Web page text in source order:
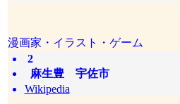
漫画家・イラスト・ゲーム
2
麻生豊 宇佐市
Wikipedia